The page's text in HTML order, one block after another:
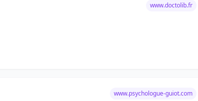
www.doctolib.fr
www.psychologue-guiot.com